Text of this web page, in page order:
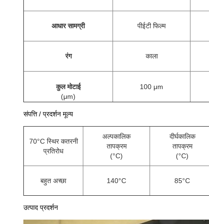
आधार सामग्री पीईटी फिल्म
रंग काला
कुल मोटाई
(μm)
100 μm
संपत्ति / प्रदर्शन मूल्य
70°C स्थिर कतरनी
प्रतिरोध
अल्पकालिक
तापक्रम
(°C)
दीर्घकालिक
तापक्रम
(°C)
बहुत अच्छा 140°C 85°C
उत्पाद प्रदर्शन